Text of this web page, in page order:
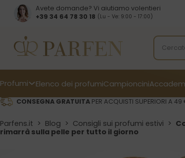
Avete domande? Vi aiutiamo volentieri
+39 34 64 78 30 18 (Lu - Ve: 9:00 - 17:00)
Profumi Elenco dei profumiCampioncini
CONSEGNA GRATUITA PER ACQUISTI SUPERIORI A 49
Parfens.it > Blog > Consigli sui profumi estivi >
rimarrà sulla pelle per tutto il giorno